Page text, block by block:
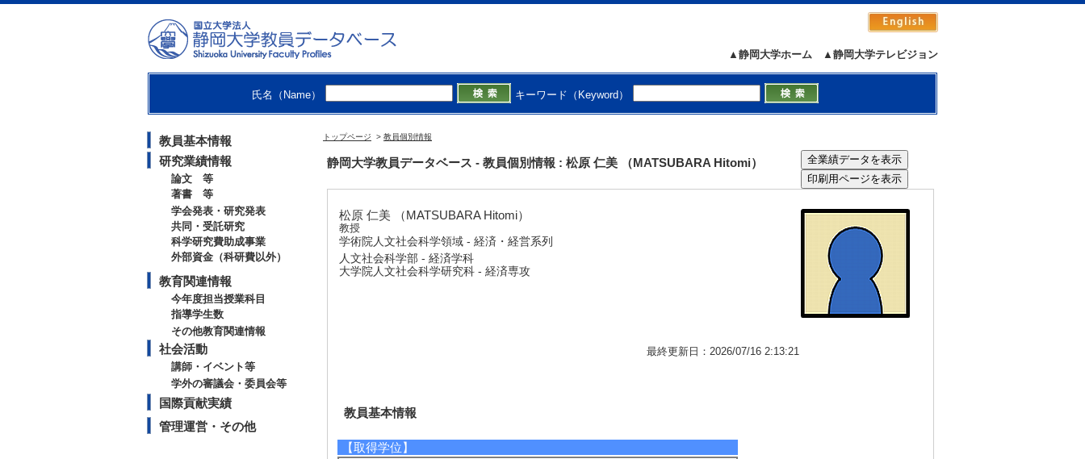
▲静岡大学テレビジョン
▲静岡大学ホーム
氏名（Name） キーワード（Keyword）
教員基本情報
研究業績情報
論文 等
著書 等
学会発表・研究発表
共同・受託研究
科学研究費助成事業
外部資金（科研費以外）
教育関連情報
今年度担当授業科目
指導学生数
その他教育関連情報
社会活動
講師・イベント等
学外の審議会・委員会等
国際貢献実績
管理運営・その他
トップページ > 教員個別情報
静岡大学教員データベース - 教員個別情報 : 松原 仁美 （MATSUBARA Hitomi）
松原 仁美 （MATSUBARA Hitomi）
教授
学術院人文社会科学領域 - 経済・経営系列
人文社会科学部 - 経済学科
大学院人文社会科学研究科 - 経済専攻
最終更新日：2026/07/16 2:13:21
教員基本情報
【取得学位】